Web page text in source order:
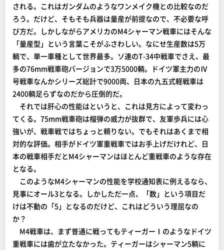
される。これはガンダムのようなワンメイク機との比較なのだ
ろう。だけど、そもそも兵器は量産が前提なので、不必要な呼
び方だ。しかしながらアメリカのM4シャーマン戦車にはそんな
「量産型」という言葉こそがふさわしい。なにせ生産数は5万
輌で、単一車種として世界最多。ソ連のT-34中戦車でさえ、最
多の76mm戦車砲バージョンで3万5000輌。ドイツ軍主力のⅣ
号戦車なんかシリーズ総計で9000両、日本の九五式軽戦車は
2400輌足らずなのだから圧倒的だ。
それでは肝心の性能はというと、これは見方によって変わっ
てくる。75mm戦車砲は榴弾の威力が抜群で、友軍歩兵には心
強いが、戦車戦ではちょっと頼りない。でもそれはあくまで相
対的な評価。相手がドイツ軍重戦車ではお手上げだけれど、日
本の戦車相手だとM4シャーマンはほとんど重戦車のような存在
となる。
このようなM4シャーマンの性能を学校通知表に例えるなら、
見事にオール3となる。しかしただ一点、「数」という項目だ
けは不動の「5」となるのだけど、これはどういう理屈なの
か？
M4戦車は、まず普通に戦ってもティーガーⅠのようなドイツ
重戦車には歯が立たなかった。ティーガーはシャーマン5輌に